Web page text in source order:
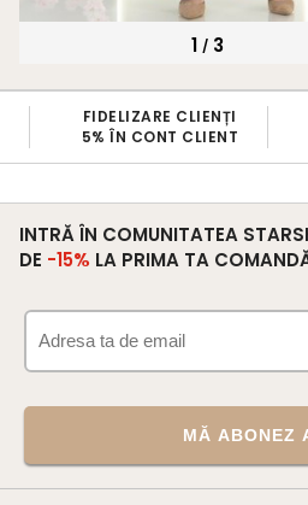
1 /3
SCHIMB
GRATUIT
INTRĂ ÎN COMUNITATEA
DE -15% LA PRIMA TA
MĂ ABONEZ